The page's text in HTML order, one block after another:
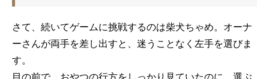
さて、続いてゲームに挑戦するのは柴犬ちゃめ。オーナ
ーさんが両手を差し出すと、迷うことなく左手を選びま
す。
目の前で、おやつの行方をしっかり見ていたのに、選ぶ